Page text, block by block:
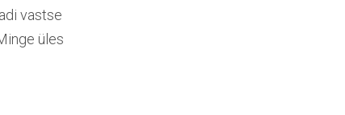
vastse
üles